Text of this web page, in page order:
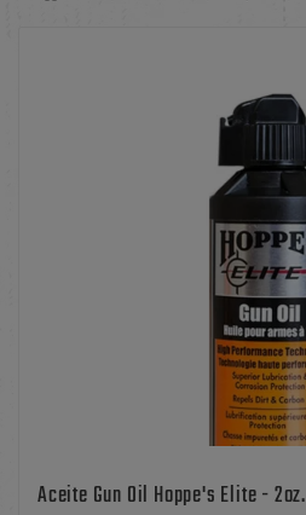
Aceite Gun Oil Hoppe's Elite - 2oz.